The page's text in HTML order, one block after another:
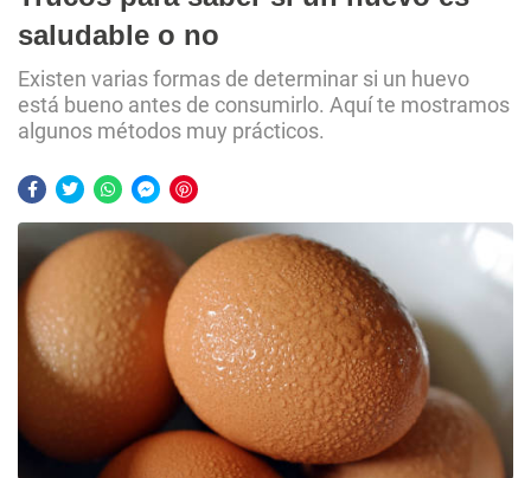
saludable o no
Existen varias formas de determinar si un huevo
está bueno antes de consumirlo. Aquí te mostramos
algunos métodos muy prácticos.